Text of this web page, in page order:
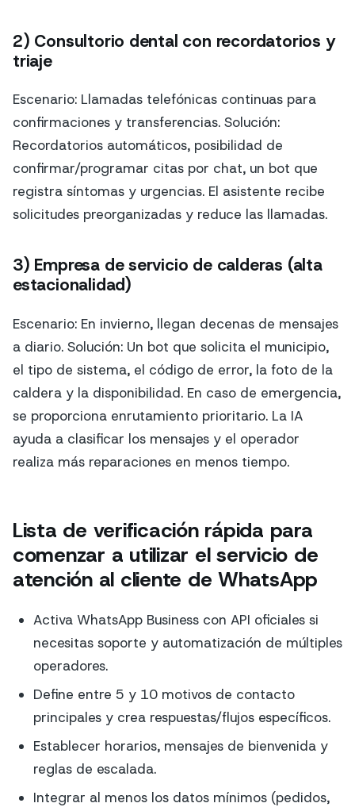
2) Consultorio dental con recordatorios y
triaje
Escenario: Llamadas telefónicas continuas para
confirmaciones y transferencias. Solución:
Recordatorios automáticos, posibilidad de
confirmar/programar citas por chat, un bot que
registra síntomas y urgencias. El asistente recibe
solicitudes preorganizadas y reduce las llamadas.
3) Empresa de servicio de calderas (alta
estacionalidad)
Escenario: En invierno, llegan decenas de mensajes
a diario. Solución: Un bot que solicita el municipio,
el tipo de sistema, el código de error, la foto de la
caldera y la disponibilidad. En caso de emergencia,
se proporciona enrutamiento prioritario. La IA
ayuda a clasificar los mensajes y el operador
realiza más reparaciones en menos tiempo.
Lista de verificación rápida para
comenzar a utilizar el servicio de
atención al cliente de WhatsApp
Activa WhatsApp Business con API oficiales si
necesitas soporte y automatización de múltiples
operadores.
Define entre 5 y 10 motivos de contacto
principales y crea respuestas/flujos específicos.
Establecer horarios, mensajes de bienvenida y
reglas de escalada.
Integrar al menos los datos mínimos (pedidos,